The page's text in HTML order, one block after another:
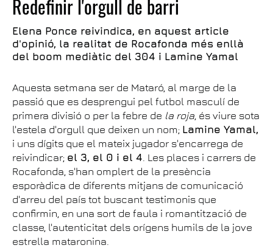
Redefinir l'orgull de barri
Elena Ponce reivindica, en aquest article
d'opinió, la realitat de Rocafonda més enllà
del boom mediàtic del 304 i Lamine Yamal
Aquesta setmana ser de Mataró, al marge de la
passió que es desprengui pel futbol masculí de
primera divisió o per la febre de la roja, és viure sota
l'estela d'orgull que deixen un nom; Lamine Yamal,
i uns dígits que el mateix jugador s'encarrega de
reivindicar; el 3, el 0 i el 4. Les places i carrers de
Rocafonda, s'han omplert de la presència
esporàdica de diferents mitjans de comunicació
d'arreu del país tot buscant testimonis que
confirmin, en una sort de faula i romantització de
classe, l'autenticitat dels orígens humils de la jove
estrella mataronina.